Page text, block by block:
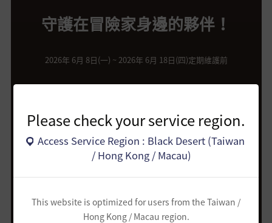
Please check your service region.
Access Service Region : Black Desert (Taiwan
/ Hong Kong / Macau)
This website is optimized for users from the Taiwan /
Hong Kong / Macau region.
守護在冒險家身邊的夥伴！
2026年 6月 8日(一) ~ 2026年 6月 18日(四)定期維護前
看完了珍島犬的故事，
也更好奇陪伴在各位冒險家身邊的重要夥